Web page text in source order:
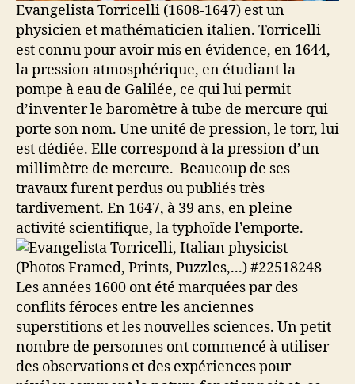
Evangelista Torricelli (1608-1647) est un
physicien et mathématicien italien. Torricelli
est connu pour avoir mis en évidence, en 1644,
la pression atmosphérique, en étudiant la
pompe à eau de Galilée, ce qui lui permit
d’inventer le baromètre à tube de mercure qui
porte son nom. Une unité de pression, le torr, lui
est dédiée. Elle correspond à la pression d’un
millimètre de mercure. Beaucoup de ses
travaux furent perdus ou publiés très
tardivement. En 1647, à 39 ans, en pleine
activité scientifique, la typhoïde l’emporte.
Les années 1600 ont été marquées par des
conflits féroces entre les anciennes
superstitions et les nouvelles sciences. Un petit
nombre de personnes ont commencé à utiliser
des observations et des expériences pour